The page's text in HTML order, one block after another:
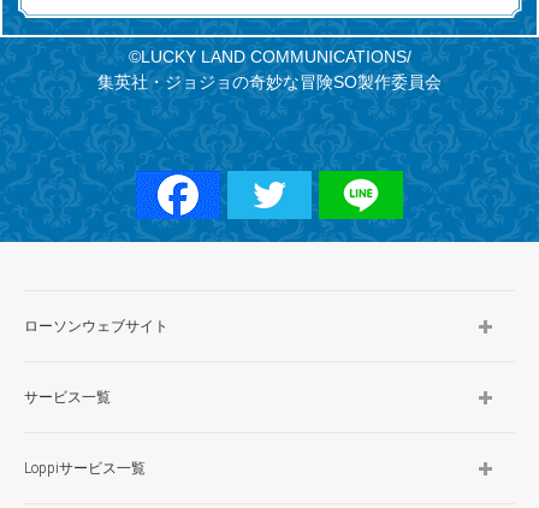
©LUCKY LAND COMMUNICATIONS/
集英社・ジョジョの奇妙な冒険SO製作委員会
ローソンウェブサイト
サービス一覧
Loppiサービス一覧